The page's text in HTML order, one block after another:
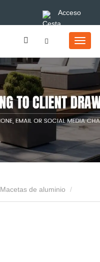
Acceso
Macetas de aluminio